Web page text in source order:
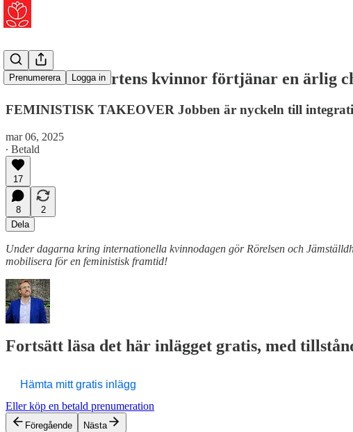
Prenumerera Logga in
Nimo Salah: Ortens kvinnor förtjänar en ärlig
FEMINISTISK TAKEOVER Jobben är nyckeln till
mar 06, 2025
∙ Betald
17
8
2
Dela
Under dagarna kring internationella kvinnodagen gör Rörelsen och
mobilisera för en feministisk framtid!
Fortsätt läsa det här inlägget gratis, med
Hämta mitt gratis inlägg
Eller köp en betald prenumeration
Föregående Nästa